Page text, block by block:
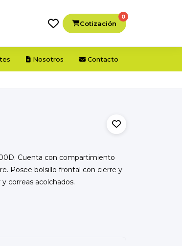
Cotización
0
Nosotros Contacto
Cuenta con compartimiento
Posee bolsillo frontal con cierre y
correas acolchados.